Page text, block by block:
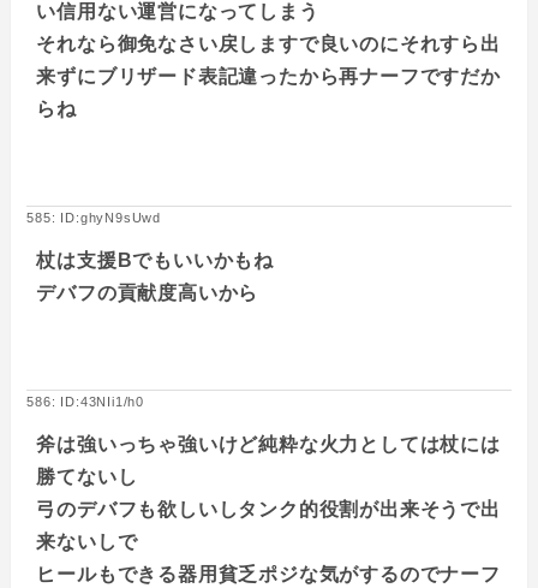
い信用ない運営になってしまう
それなら御免なさい戻しますで良いのにそれすら出
来ずにブリザード表記違ったから再ナーフですだか
らね
585: ID:ghyN9sUwd
杖は支援Bでもいいかもね
デバフの貢献度高いから
586: ID:43NIi1/h0
斧は強いっちゃ強いけど純粋な火力としては杖には
勝てないし
弓のデバフも欲しいしタンク的役割が出来そうで出
来ないしで
ヒールもできる器用貧乏ポジな気がするのでナーフ